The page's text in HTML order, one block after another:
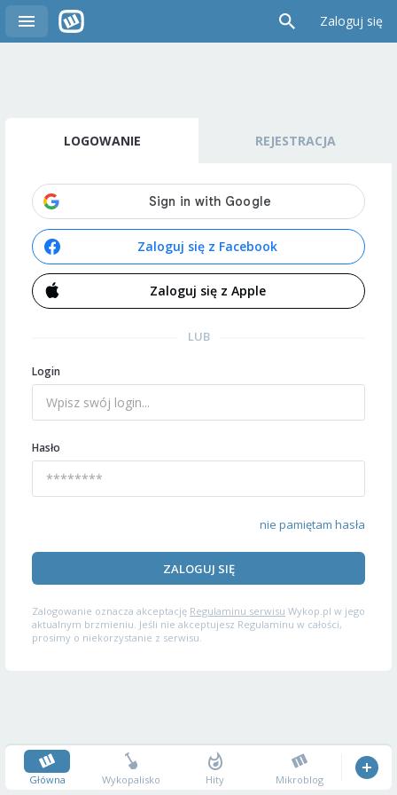
Zaloguj się
LOGOWANIE REJESTRACJA
Zaloguj się z Facebook
Zaloguj się z Apple
LUB
Login
Hasło
nie pamiętam hasła
ZALOGUJ SIĘ
Zalogowanie oznacza akceptację Regulaminu serwisu Wykop.pl w jego
aktualnym brzmieniu. Jeśli nie akceptujesz Regulaminu w całości,
prosimy o niekorzystanie z serwisu.
Główna Wykopalisko Hity Mikroblog